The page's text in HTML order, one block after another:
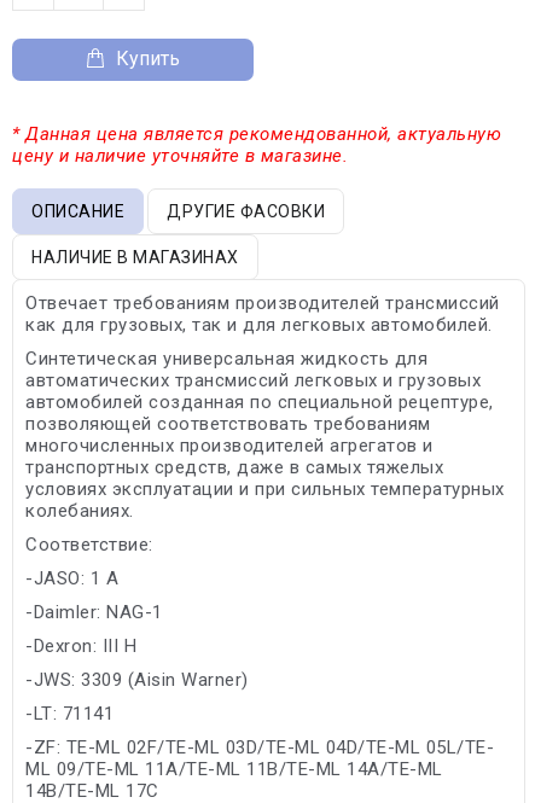
Купить
* Данная цена является рекомендованной, актуальную
цену и наличие уточняйте в магазине.
ОПИСАНИЕ ДРУГИЕ ФАСОВКИ
НАЛИЧИЕ В МАГАЗИНАХ
Отвечает требованиям производителей трансмиссий
как для грузовых, так и для легковых автомобилей.
Синтетическая универсальная жидкость для
автоматических трансмиссий легковых и грузовых
автомобилей созданная по специальной рецептуре,
позволяющей соответствовать требованиям
многочисленных производителей агрегатов и
транспортных средств, даже в самых тяжелых
условиях эксплуатации и при сильных температурных
колебаниях.
Соответствие:
-JASO: 1 A
-Daimler: NAG-1
-Dexron: III H
-JWS: 3309 (Aisin Warner)
-LT: 71141
-ZF: TE-ML 02F/TE-ML 03D/TE-ML 04D/TE-ML 05L/TE-
ML 09/TE-ML 11A/TE-ML 11B/TE-ML 14A/TE-ML
14B/TE-ML 17C